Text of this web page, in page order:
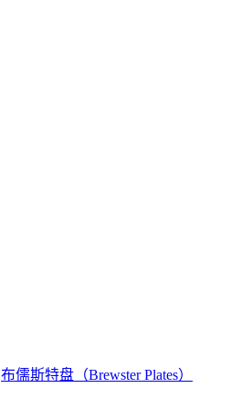
布儒斯特盘（Brewster Plates）